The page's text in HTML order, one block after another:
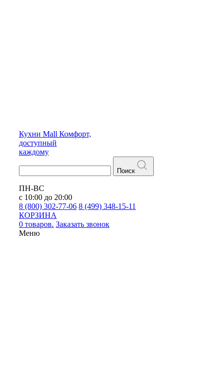
Кухни Mall Комфорт,
доступный
каждому
Поиск
ПН-ВС
с 10:00 до 20:00
8 (800) 302-77-06 8 (499) 348-15-11
КОРЗИНА
0 товаров. Заказать звонок
Меню